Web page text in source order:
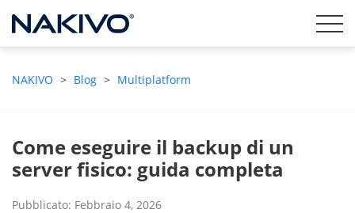
NAKIVO > Blog > Multiplatform
Come eseguire il backup di un
server fisico: guida completa
Pubblicato: Febbraio 4, 2026